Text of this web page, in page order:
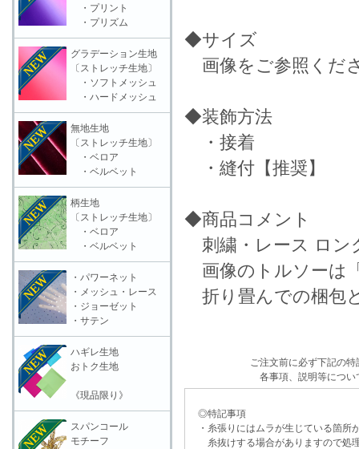
◆サイズ
画像をご参照くだ
◆装飾方法
・接着
・縫付【推奨】
◆商品コメント
刺繍・レース ロン
画像のトルソーは
折り畳んでの梱包
ご注文前に必ず下記の
各事項、説明等につい
◎特記事項
・糸張りにはムラが生じている箇所
糸抜けする場合がありますので処
・プリント
・プリズム
グラデーション生地
〔ストレッチ生地〕
・ソフトメッシュ
・ハードメッシュ
無地生地
〔ストレッチ生地〕
・ベロア
・ベルベット
柄生地
〔ストレッチ生地〕
・ベロア
・ベルベット
・パワーネット
・メッシュ・レース
・ジョーゼット
・サテン
ハギレ生地
おトク生地
《現品限り》
スパンコール
モチーフ